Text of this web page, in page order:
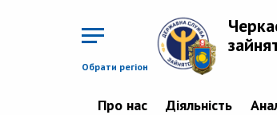
Обрати регіон
Про нас Діяльність